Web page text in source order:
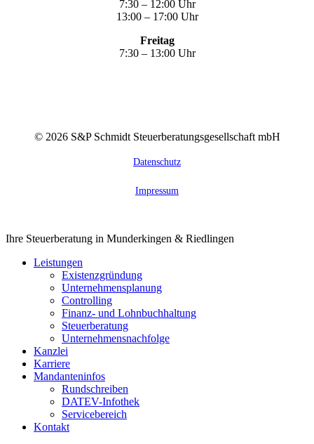
7:30 – 12:00 Uhr
13:00 – 17:00 Uhr
Freitag
7:30 – 13:00 Uhr
© 2026S&P Schmidt Steuerberatungsgesellschaft mbH
Datenschutz
Impressum
Close
Ihre Steuerberatung in Munderkingen & Riedlingen
Leistungen
Existenzgründung
Unternehmensplanung
Controlling
Finanz- und Lohnbuchhaltung
Steuerberatung
Unternehmensnachfolge
Kanzlei
Karriere
Mandanteninfos
Rundschreiben
DATEV-Infothek
Servicebereich
Kontakt